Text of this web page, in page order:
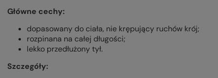
Główne cechy:
dopasowany do ciała, nie krępujący ruchów krój;
rozpinana na całej długości;
lekko przedłużony tył.
Szczegóły: